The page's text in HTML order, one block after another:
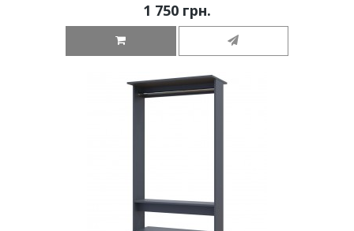
1 750 грн.